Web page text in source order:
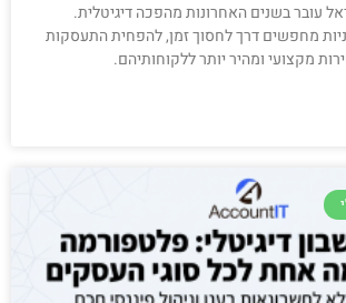
עובר בשנים האחרונות מהפכה דיגיטלית.
מחפשים דרך לחסוך זמן, להפחית התעסקות
מקצועי ומהיר יותר ללקוחותיהם.